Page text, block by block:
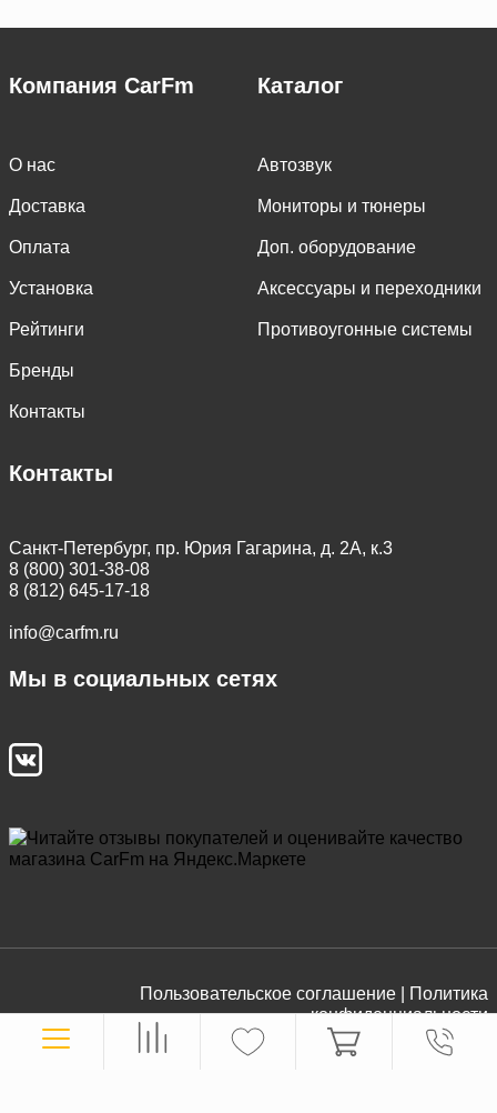
Компания CarFm
О нас
Доставка
Оплата
Установка
Рейтинги
Бренды
Контакты
Каталог
Автозвук
Мониторы и тюнеры
Доп. оборудование
Аксессуары и переходники
Противоугонные системы
Контакты
Санкт-Петербург, пр. Юрия Гагарина, д. 2А, к.3
8 (800) 301-38-08
8 (812) 645-17-18
info@carfm.ru
Мы в социальных сетях
Пользовательское соглашение |
Политика
конфиденциальности